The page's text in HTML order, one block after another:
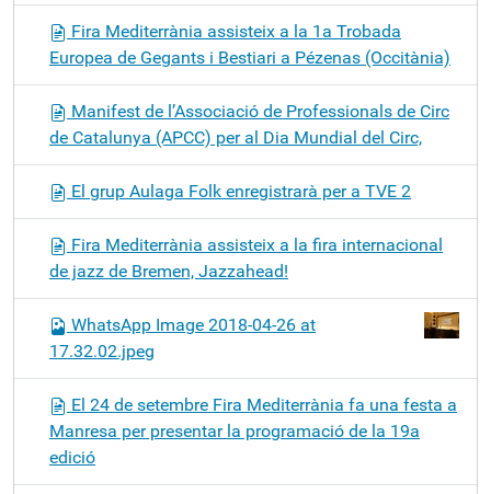
Fira Mediterrània assisteix a la 1a Trobada
Europea de Gegants i Bestiari a Pézenas (Occitània)
Manifest de l’Associació de Professionals de Circ
de Catalunya (APCC) per al Dia Mundial del Circ,
El grup Aulaga Folk enregistrarà per a TVE 2
Fira Mediterrània assisteix a la fira internacional
de jazz de Bremen, Jazzahead!
WhatsApp Image 2018-04-26 at
17.32.02.jpeg
El 24 de setembre Fira Mediterrània fa una festa a
Manresa per presentar la programació de la 19a
edició